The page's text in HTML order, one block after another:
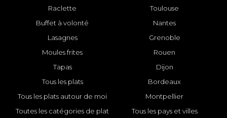
Raclette
Buffet à volonté
Lasagnes
Moules frites
Tapas
Tous les plats
Tous les plats autour de moi
Toutes les catégories de plat
Toulouse
Nantes
Grenoble
Rouen
Dijon
Bordeaux
Montpellier
Tous les pays et villes